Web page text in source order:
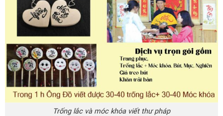
Trống lắc và móc khóa viết thư pháp